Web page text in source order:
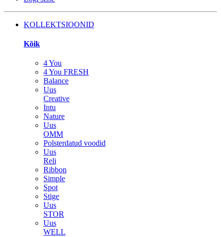
KOLLEKTSIOONID
Kõik
4 You
4 You FRESH
Balance
Uus
Creative
Intu
Nature
Uus
OMM
Polsterdatud voodid
Uus
Reli
Ribbon
Simple
Spot
Stige
Uus
STOR
Uus
WELL